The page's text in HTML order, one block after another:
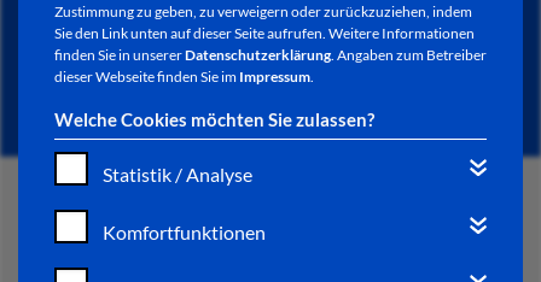
Zustimmung zu geben, zu verweigern oder zurückzuziehen, indem
Sie den Link unten auf dieser Seite aufrufen. Weitere Informationen
finden Sie in unsererDatenschutzerklärung. Angaben zum Betreiber
dieser Webseite finden Sie im Impressum.
Welche Cookies möchten Sie zulassen?
Statistik / Analyse
Komfortfunktionen
NEWSLETTER / CITY LETTER
START